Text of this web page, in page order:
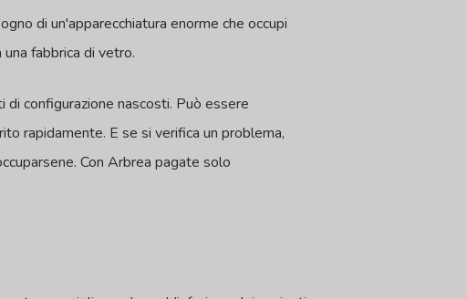
di un'apparecchiatura enorme che occupi
fabbrica di vetro.
configurazione nascosti. Può essere
rapidamente. E se si verifica un problema,
Con Arbrea pagate solo